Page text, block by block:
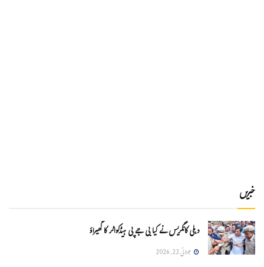
خبریں
دہلی کانگریس نے کیا بی جے پی ہیڈکواٹر کا گھیراؤ
جولائی 22, 2026